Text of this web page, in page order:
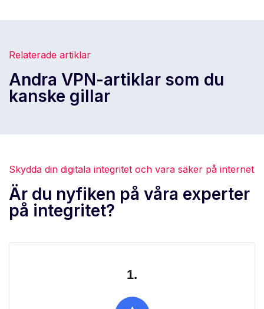
Relaterade artiklar
Andra VPN-artiklar som du
kanske gillar
Skydda din digitala integritet och vara säker på internet
Är du nyfiken på våra experter
på integritet?
1.